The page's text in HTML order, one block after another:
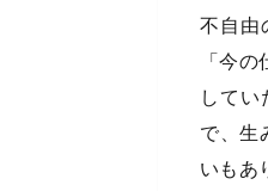
不自由
「今
して
で、生
いもあ